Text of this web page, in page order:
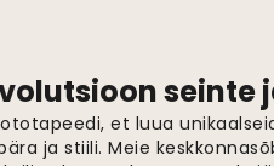
seinte
et luua
ja stiili. Meie